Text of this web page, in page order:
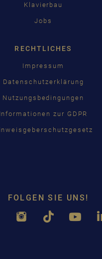
Klavierbau
Jobs
RECHTLICHES
Impressum
Datenschutzerklärung
Nutzungsbedingungen
Informationen zur GDPR
FOLGEN SIE UNS!